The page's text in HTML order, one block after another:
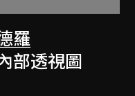
羅
部透視圖